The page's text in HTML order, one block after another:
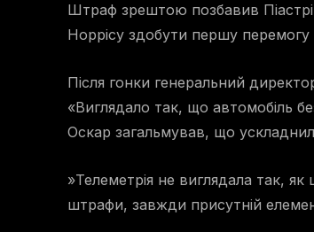
Штраф зрештою позбавив
Норрісу здобути першу
Після гонки генеральний
«Виглядало так, що автомобіль
Оскар загальмував, що
»Телеметрія не виглядала так, як
штрафи, завжди присутній